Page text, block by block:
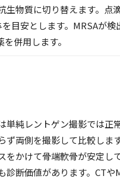
生物質に切り替えます。点
目安とします。MRSAが検
併用します。
単純レントゲン撮影では正
ず両側を撮影して比較しま
をかけて骨端軟骨が安定し
診断価値があります。CTや